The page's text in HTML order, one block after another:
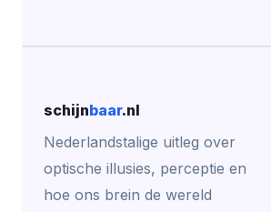
schijnbaar.nl
Nederlandstalige uitleg over
optische illusies, perceptie en
hoe ons brein de wereld